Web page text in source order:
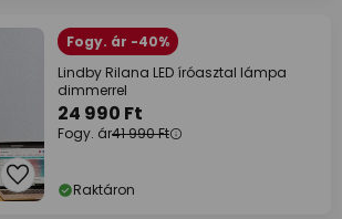
Fogy. ár -40%
Lindby Rilana LED íróasztal lámpa
dimmerrel
24 990 Ft
Fogy. ár41 990 Ft
Raktáron